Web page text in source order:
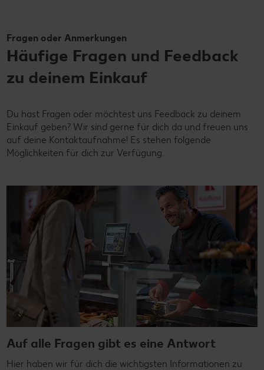
Fragen oder Anmerkungen
Häufige Fragen und Feedback
zu deinem Einkauf
Du hast Fragen oder möchtest uns Feedback zu deinem
Einkauf geben? Wir sind gerne für dich da und freuen uns
auf deine Kontaktaufnahme! Es stehen folgende
Möglichkeiten für dich zur Verfügung.
Auf alle Fragen gibt es eine Antwort
Hier haben wir für dich die wichtigsten Informationen zu